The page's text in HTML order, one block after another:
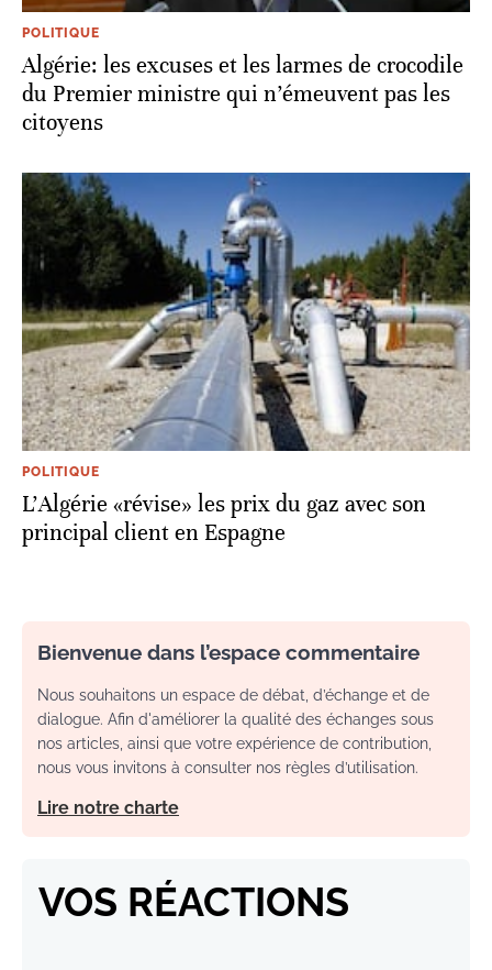
POLITIQUE
Algérie: les excuses et les larmes de crocodile
du Premier ministre qui n’émeuvent pas les
citoyens
POLITIQUE
L'Algérie «révise» les prix du gaz avec son
principal client en Espagne
Bienvenue dans l’espace commentaire
Nous souhaitons un espace de débat, d’échange et de
dialogue. Afin d'améliorer la qualité des échanges sous
nos articles, ainsi que votre expérience de contribution,
nous vous invitons à consulter nos règles d’utilisation.
Lire notre charte
VOS RÉACTIONS